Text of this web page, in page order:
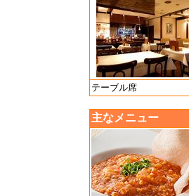
テーブル席
主なメニュー